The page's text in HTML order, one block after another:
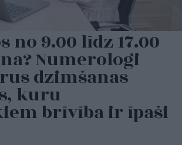
no 9.00 līdz 17.00
Numerologi
dzimšanas
kuru
brīvība ir īpaši